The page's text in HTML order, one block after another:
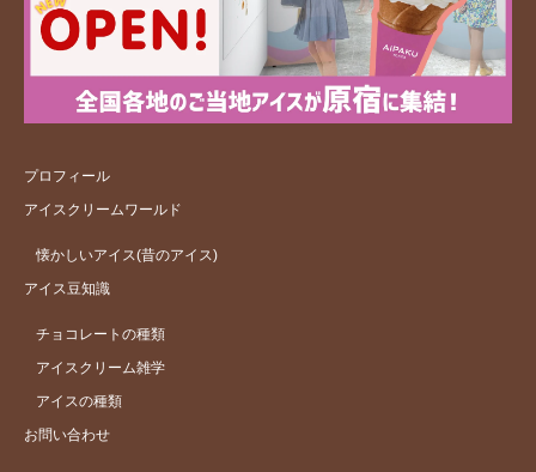
プロフィール
アイスクリームワールド
懐かしいアイス(昔のアイス)
アイス豆知識
チョコレートの種類
アイスクリーム雑学
アイスの種類
お問い合わせ